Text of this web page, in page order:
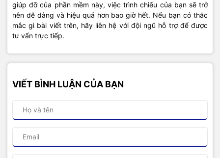
giúp đỡ của phần mềm này, việc trình chiếu của bạn sẽ trở
nên dễ dàng và hiệu quả hơn bao giờ hết. Nếu bạn có thắc
mắc gì bài viết trên, hãy liên hệ với đội ngũ hỗ trợ để được
tư vấn trực tiếp.
VIẾT BÌNH LUẬN CỦA BẠN